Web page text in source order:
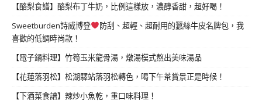
【酪梨食譜】酪梨布丁牛奶，比例這樣放，濃醇香甜，超好喝！
Sweetburden詩威博登
防刮、超輕、超耐用的蠶絲牛皮名牌包，我
喜歡的低調時尚款！
【電子鍋料理】竹筍玉米龍骨湯，燉湯模式熬出美味湯品
【花蓮落羽松】松湖驛站落羽松轉色，喝下午茶賞景正是時候！
【下酒菜食譜】辣炒小魚乾，重口味料理！